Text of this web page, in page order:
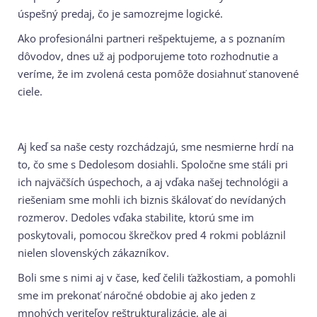
úspešný predaj, čo je samozrejme logické.
Ako profesionálni partneri rešpektujeme, a s poznaním
dôvodov, dnes už aj podporujeme toto rozhodnutie a
veríme, že im zvolená cesta pomôže dosiahnuť stanovené
ciele.
Aj keď sa naše cesty rozchádzajú, sme nesmierne hrdí na
to, čo sme s Dedolesom dosiahli. Spoločne sme stáli pri
ich najväčších úspechoch, a aj vďaka našej technológii a
riešeniam sme mohli ich biznis škálovať do nevídaných
rozmerov. Dedoles vďaka stabilite, ktorú sme im
poskytovali, pomocou škrečkov pred 4 rokmi pobláznil
nielen slovenských zákazníkov.
Boli sme s nimi aj v čase, keď čelili ťažkostiam, a pomohli
sme im prekonať náročné obdobie aj ako jeden z
mnohých veriteľov reštrukturalizácie, ale aj